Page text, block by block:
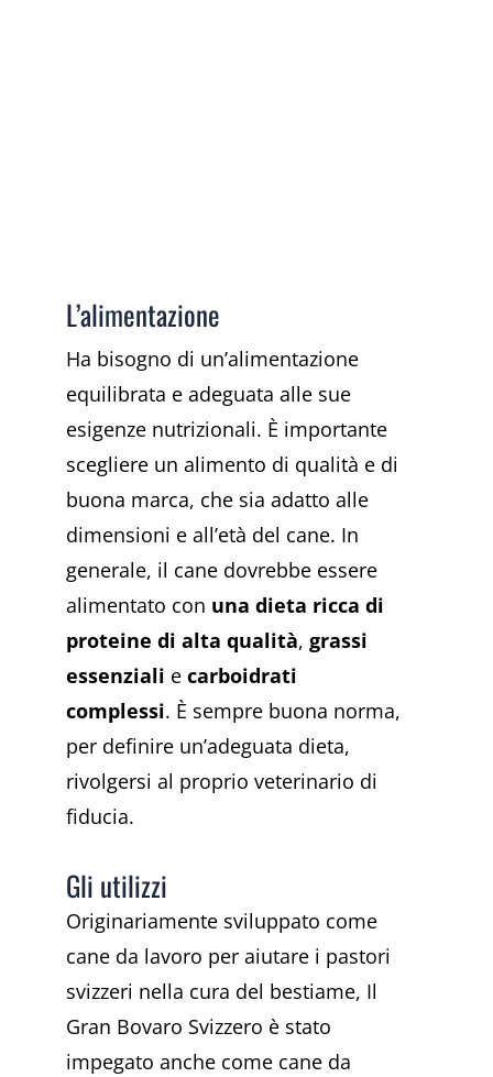
L’alimentazione
Ha bisogno di un’alimentazione
equilibrata e adeguata alle sue
esigenze nutrizionali. È importante
scegliere un alimento di qualità e di
buona marca, che sia adatto alle
dimensioni e all’età del cane. In
generale, il cane dovrebbe essere
alimentato con una dieta ricca di
proteine di alta qualità, grassi
essenziali e carboidrati
complessi. È sempre buona norma,
per definire un’adeguata dieta,
rivolgersi al proprio veterinario di
fiducia.
Gli utilizzi
Originariamente sviluppato come
cane da lavoro per aiutare i pastori
svizzeri nella cura del bestiame, Il
Gran Bovaro Svizzero è stato
impegato anche come cane da